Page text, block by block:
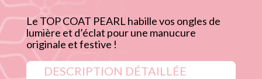
Le TOP COAT PEARL habille vos ongles de
lumière et d’éclat pour une manucure
originale et festive !
DESCRIPTION DÉTAILLÉE